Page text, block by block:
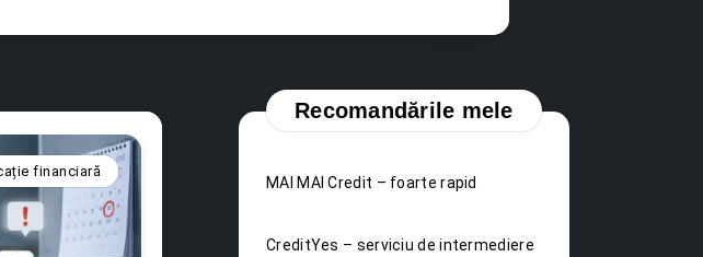
financiară
Recomandările mele
MAI MAI Credit – foarte rapid
CreditYes – serviciu de intermediere